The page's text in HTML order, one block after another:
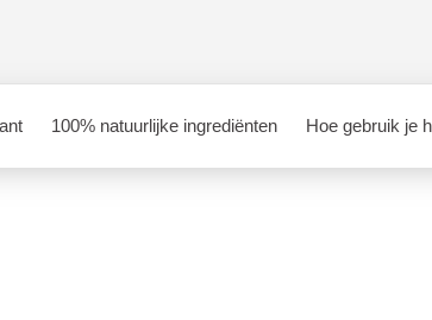
100% natuurlijke ingrediënten Hoe gebruik je